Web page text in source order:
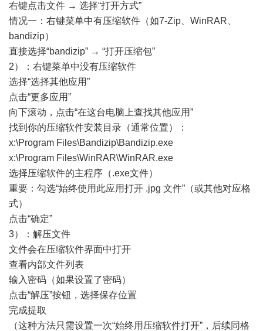
右键点击文件 → 选择“打开方式”
情况一：右键菜单中有压缩软件（如7-Zip、WinRAR、
bandizip）
直接选择“bandizip” → “打开压缩包”
2）：右键菜单中没有压缩软件
选择“选择其他应用”
点击“更多应用”
向下滚动，点击“在这台电脑上查找其他应用”
找到你的压缩软件安装目录（通常位置）：
x:\Program Files\Bandizip\Bandizip.exe
x:\Program Files\WinRAR\WinRAR.exe
选择压缩软件的主程序（.exe文件）
重要：勾选“始终使用此应用打开 .jpg 文件”（或其他对应格
式）
点击“确定”
3）：解压文件
文件会在压缩软件界面中打开
查看内部文件列表
输入密码（如果设置了密码）
点击“解压”按钮，选择保存位置
完成提取
（这种方法只需设置一次“始终用压缩软件打开”，后续同格